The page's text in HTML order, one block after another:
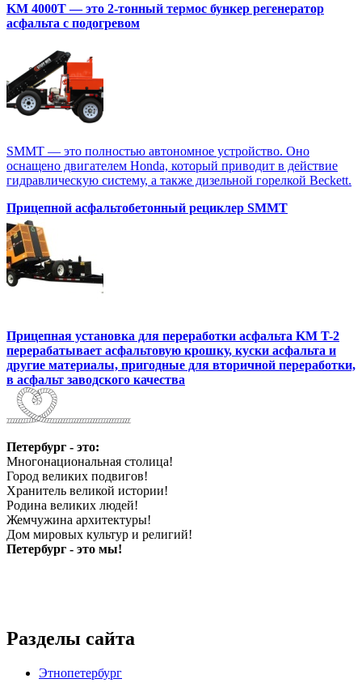
KM 4000T — это 2-тонный термос бункер регенератор
асфальта с подогревом
SMMT — это полностью автономное устройство. Оно
оснащено двигателем Honda, который приводит в действие
гидравлическую систему, а также дизельной горелкой Beckett.
Прицепной асфальтобетонный рециклер SMMT
Прицепная установка для переработки асфальта KM T-2
перерабатывает асфальтовую крошку, куски асфальта и
другие материалы, пригодные для вторичной переработки,
в асфальт заводского качества
Петербург - это:
Многонациональная столица!
Город великих подвигов!
Хранитель великой истории!
Родина великих людей!
Жемчужина архитектуры!
Дом мировых культур и религий!
Петербург - это мы!
Разделы сайта
Этнопетербург